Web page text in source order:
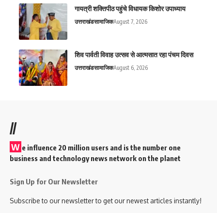
गायत्री शक्तिपीठ पहुंचे विधायक किशोर उपाध्याय
उत्तराखंडसामाजिकAugust 7, 2026
शिव पार्वती विवाह उत्सव से आत्मसात रहा पंचम दिवस
उत्तराखंडसामाजिकAugust 6, 2026
//
W e influence 20 million users and is the number one
business and technology news network on the planet
Sign Up for Our Newsletter
Subscribe to our newsletter to get our newest articles instantly!